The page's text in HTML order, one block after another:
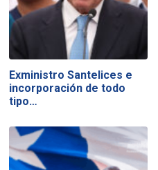
Exministro Santelices e
incorporación de todo
tipo…